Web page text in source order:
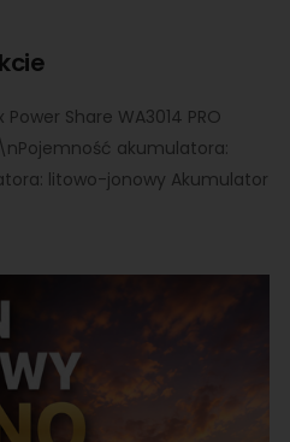
Share WA3014 PRO
akumulatora:
litowo-jonowy Akumulator